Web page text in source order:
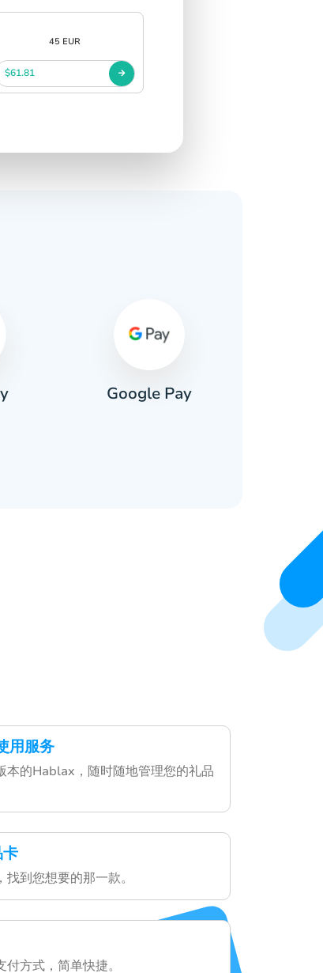
45 EUR
$61.81
Google Pay
用服务
本的Hablax，随时随地管理您的礼品
到您想要的那一款。
方式，简单快捷。